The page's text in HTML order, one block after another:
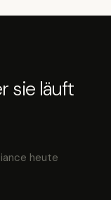
sie läuft
heute